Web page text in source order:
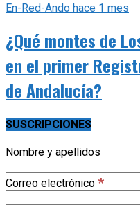
En-Red-Ando hace 1 mes
¿Qué montes de
en el primer
de Andalucía?
SUSCRIPCIONES
Nombre y apellidos
Correo electrónico *